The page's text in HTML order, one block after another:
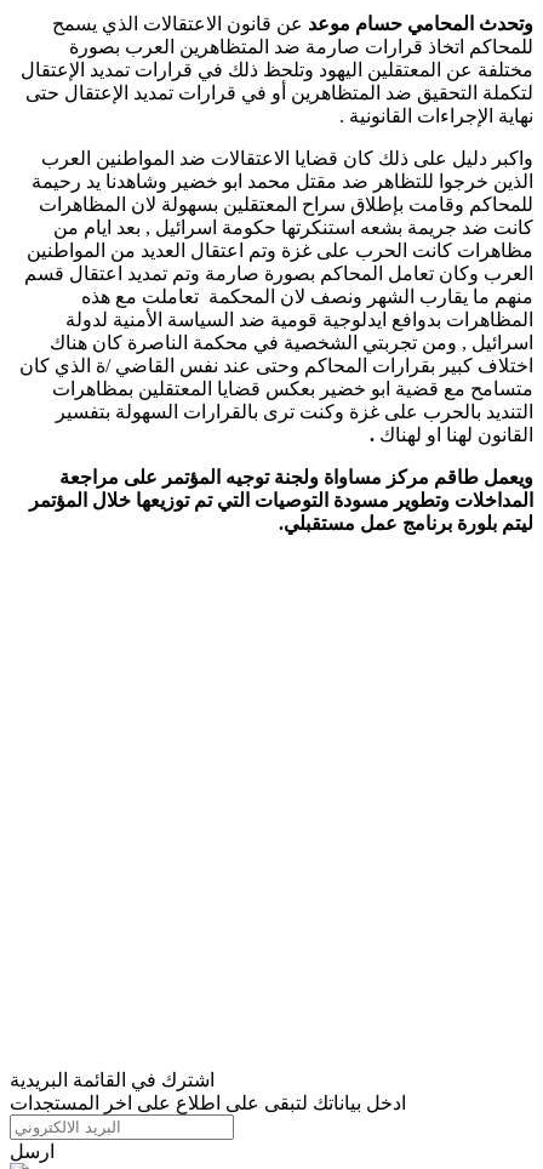
وتحدث المحامي حسام موعد عن قانون الاعتقالات الذي يسمح
للمحاكم اتخاذ قرارات صارمة ضد المتظاهرين العرب بصورة
مختلفة عن المعتقلين اليهود وتلحظ ذلك في قرارات تمديد الإعتقال
لتكملة التحقيق ضد المتظاهرين أو في قرارات تمديد الإعتقال حتى
نهاية الإجراءات القانونية .
واكبر دليل على ذلك كان قضايا الاعتقالات ضد المواطنين العرب
الذين خرجوا للتظاهر ضد مقتل محمد ابو خضير وشاهدنا يد رحيمة
للمحاكم وقامت بإطلاق سراح المعتقلين بسهولة لان المظاهرات
كانت ضد جريمة بشعه استنكرتها حكومة اسرائيل , بعد ايام من
مظاهرات كانت الحرب على غزة وتم اعتقال العديد من المواطنين
العرب وكان تعامل المحاكم بصورة صارمة وتم تمديد اعتقال قسم
منهم ما يقارب الشهر ونصف لان المحكمة تعاملت مع هذه
المظاهرات بدوافع ايدلوجية قومية ضد السياسة الأمنية لدولة
اسرائيل , ومن تجربتي الشخصية في محكمة الناصرة كان هناك
اختلاف كبير بقرارات المحاكم وحتى عند نفس القاضي /ة الذي كان
متسامح مع قضية ابو خضير بعكس قضايا المعتقلين بمظاهرات
التنديد بالحرب على غزة وكنت ترى بالقرارات السهولة بتفسير
القانون لهنا او لهناك .
ويعمل طاقم مركز مساواة ولجنة توجيه المؤتمر على مراجعة
المداخلات وتطوير مسودة التوصيات التي تم توزيعها خلال المؤتمر
ليتم بلورة برنامج عمل مستقبلي.
اشترك في القائمة البريدية
ادخل بياناتك لتبقى على اطلاع على اخر المستجدات
ارسل